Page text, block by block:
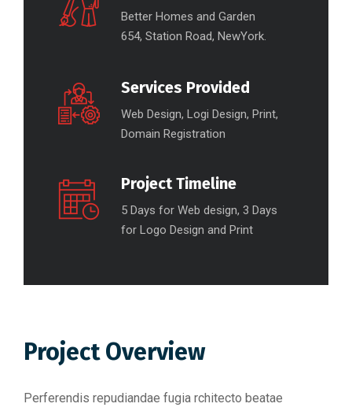
Better Homes and Garden
654, Station Road, NewYork.
Services Provided
Web Design, Logi Design, Print,
Domain Registration
Project Timeline
5 Days for Web design, 3 Days
for Logo Design and Print
Project Overview
Perferendis repudiandae fugia rchitecto beatae